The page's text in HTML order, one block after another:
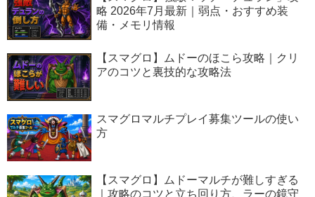
略 2026年7月最新｜弱点・おすすめ装
備・メモリ情報
【スマグロ】ムドーのほこら攻略｜クリ
アのコツと裏技的な攻略法
スマグロマルチプレイ募集ツールの使い
方
【スマグロ】ムドーマルチが難しすぎる
｜攻略のコツと立ち回り方、ラーの鏡守